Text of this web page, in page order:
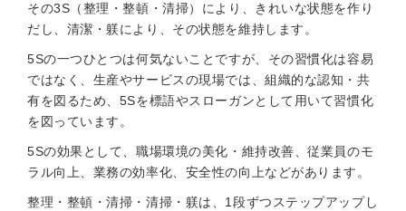
その3S（整理・整頓・清掃）により、きれいな状態を作り
だし、清潔・躾により、その状態を維持します。
5Sの一つひとつは何気ないことですが、その習慣化は容易
ではなく、生産やサービスの現場では、組織的な認知・共
有を図るため、5Sを標語やスローガンとして用いて習慣化
を図っています。
5Sの効果として、職場環境の美化・維持改善、従業員のモ
ラル向上、業務の効率化、安全性の向上などがあります。
整理・整頓・清掃・清掃・躾は、1段ずつステップアップし